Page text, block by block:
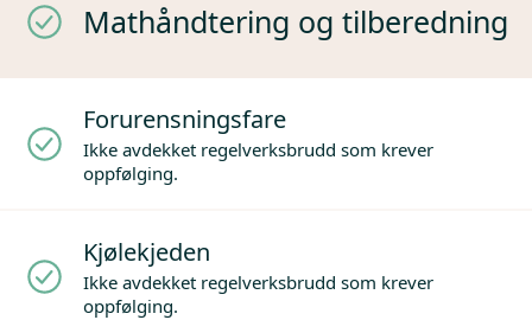
Mathåndtering og tilberedning
Forurensningsfare
Ikke avdekket regelverksbrudd som krever
oppfølging.
Kjølekjeden
Ikke avdekket regelverksbrudd som krever
oppfølging.